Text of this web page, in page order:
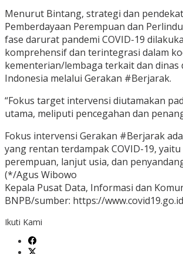
Menurut Bintang, strategi dan
Pemberdayaan Perempuan dan
fase darurat pandemi COVID-19
komprehensif dan terintegrasi dalam
kementerian/lembaga terkait dan dinas
Indonesia melalui Gerakan #Berjarak.
“Fokus target intervensi diutamakan
utama, meliputi pencegahan dan
Fokus intervensi Gerakan #Berjarak
yang rentan terdampak COVID-19, yaitu
perempuan, lanjut usia, dan
(*/Agus Wibowo
Kepala Pusat Data, Informasi dan
BNPB/sumber: https://
Ikuti Kami